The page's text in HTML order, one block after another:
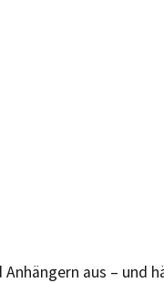
Anhängern aus – und